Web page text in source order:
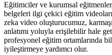
Eğitimciler ve kurumsal
belgeleri ilgi çekici eğitim
zeka video oluşturucumuz,
anlatımı yoluyla erişilebilir hale
profesyonel eğitim ortamlarında
iyileştirmeye yardımcı olur.